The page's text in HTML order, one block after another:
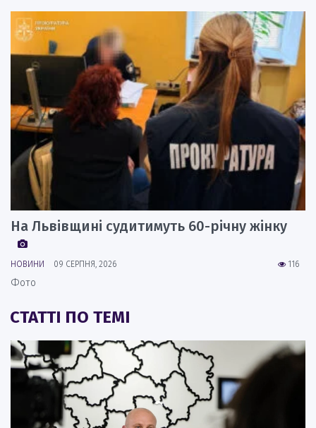
На Львівщині судитимуть 60-річну жінку
116
НОВИНИ 09 СЕРПНЯ, 2026
Фото
СТАТТІ ПО ТЕМІ